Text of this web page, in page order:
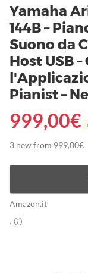
Yamaha
144B –
Suono da
Host USB
Pianist –
999,00€
3 new from 999,00€
Amazon.it
.